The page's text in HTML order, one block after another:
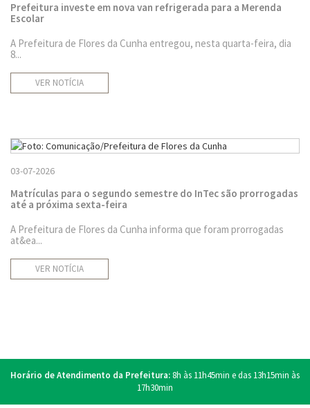
Prefeitura investe em nova van refrigerada para a Merenda
Escolar
A Prefeitura de Flores da Cunha entregou, nesta quarta-feira, dia
8...
VER NOTÍCIA
03-07-2026
Matrículas para o segundo semestre do InTec são prorrogadas
até a próxima sexta-feira
A Prefeitura de Flores da Cunha informa que foram prorrogadas
at&ea...
VER NOTÍCIA
Horário de Atendimento da Prefeitura:8h às 11h45min e das 13h15min às
17h30min